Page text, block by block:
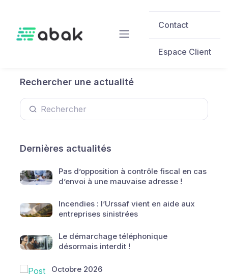
Contact
Espace Client
Rechercher une actualité
Dernières actualités
Pas d’opposition à contrôle fiscal en cas
d’envoi à une mauvaise adresse !
Incendies : l’Urssaf vient en aide aux
entreprises sinistrées
Le démarchage téléphonique
désormais interdit !
Octobre 2026